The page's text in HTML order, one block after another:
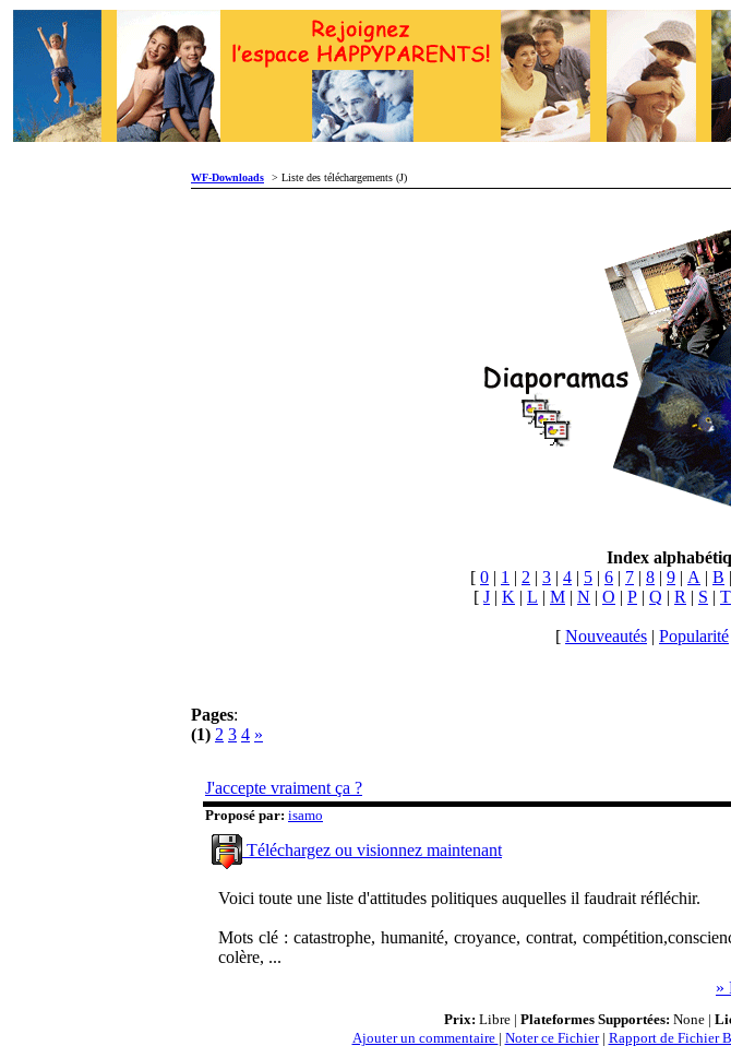
WF-Downloads > Liste des téléchargements (J)
Index
[ 0 | 1 | 2 | 3 | 4 | 5 | 6 | 7 | 8 | 9 | A | B |
[ J | K | L | M | N | O | P | Q | R | S | T
[ Nouveautés | Popularité
Pages:
(1) 2 3 4 »
J'accepte vraiment ça ?
Proposé par: isamo
Téléchargez ou visionnez maintenant
Voici toute une liste d'attitudes politiques auquelles il faudrait réfléchir.
Mots clé : catastrophe, humanité, croyance, contrat,
colère, ...
»
Prix: Libre | Plateformes Supportées: None |
Ajouter un commentaire | Noter ce Fichier| Rapport de Fichier